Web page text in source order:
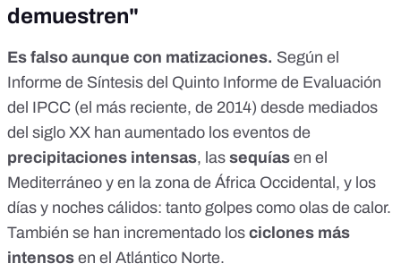
demuestren"
Es falso aunque con matizaciones. Según el
Informe de Síntesis del Quinto Informe de Evaluación
del IPCC (el más reciente, de 2014) desde mediados
del siglo XX han aumentado los eventos de
precipitaciones intensas, las sequías en el
Mediterráneo y en la zona de África Occidental, y los
días y noches cálidos: tanto golpes como olas de calor.
También se han incrementado los ciclones más
intensos en el Atlántico Norte.